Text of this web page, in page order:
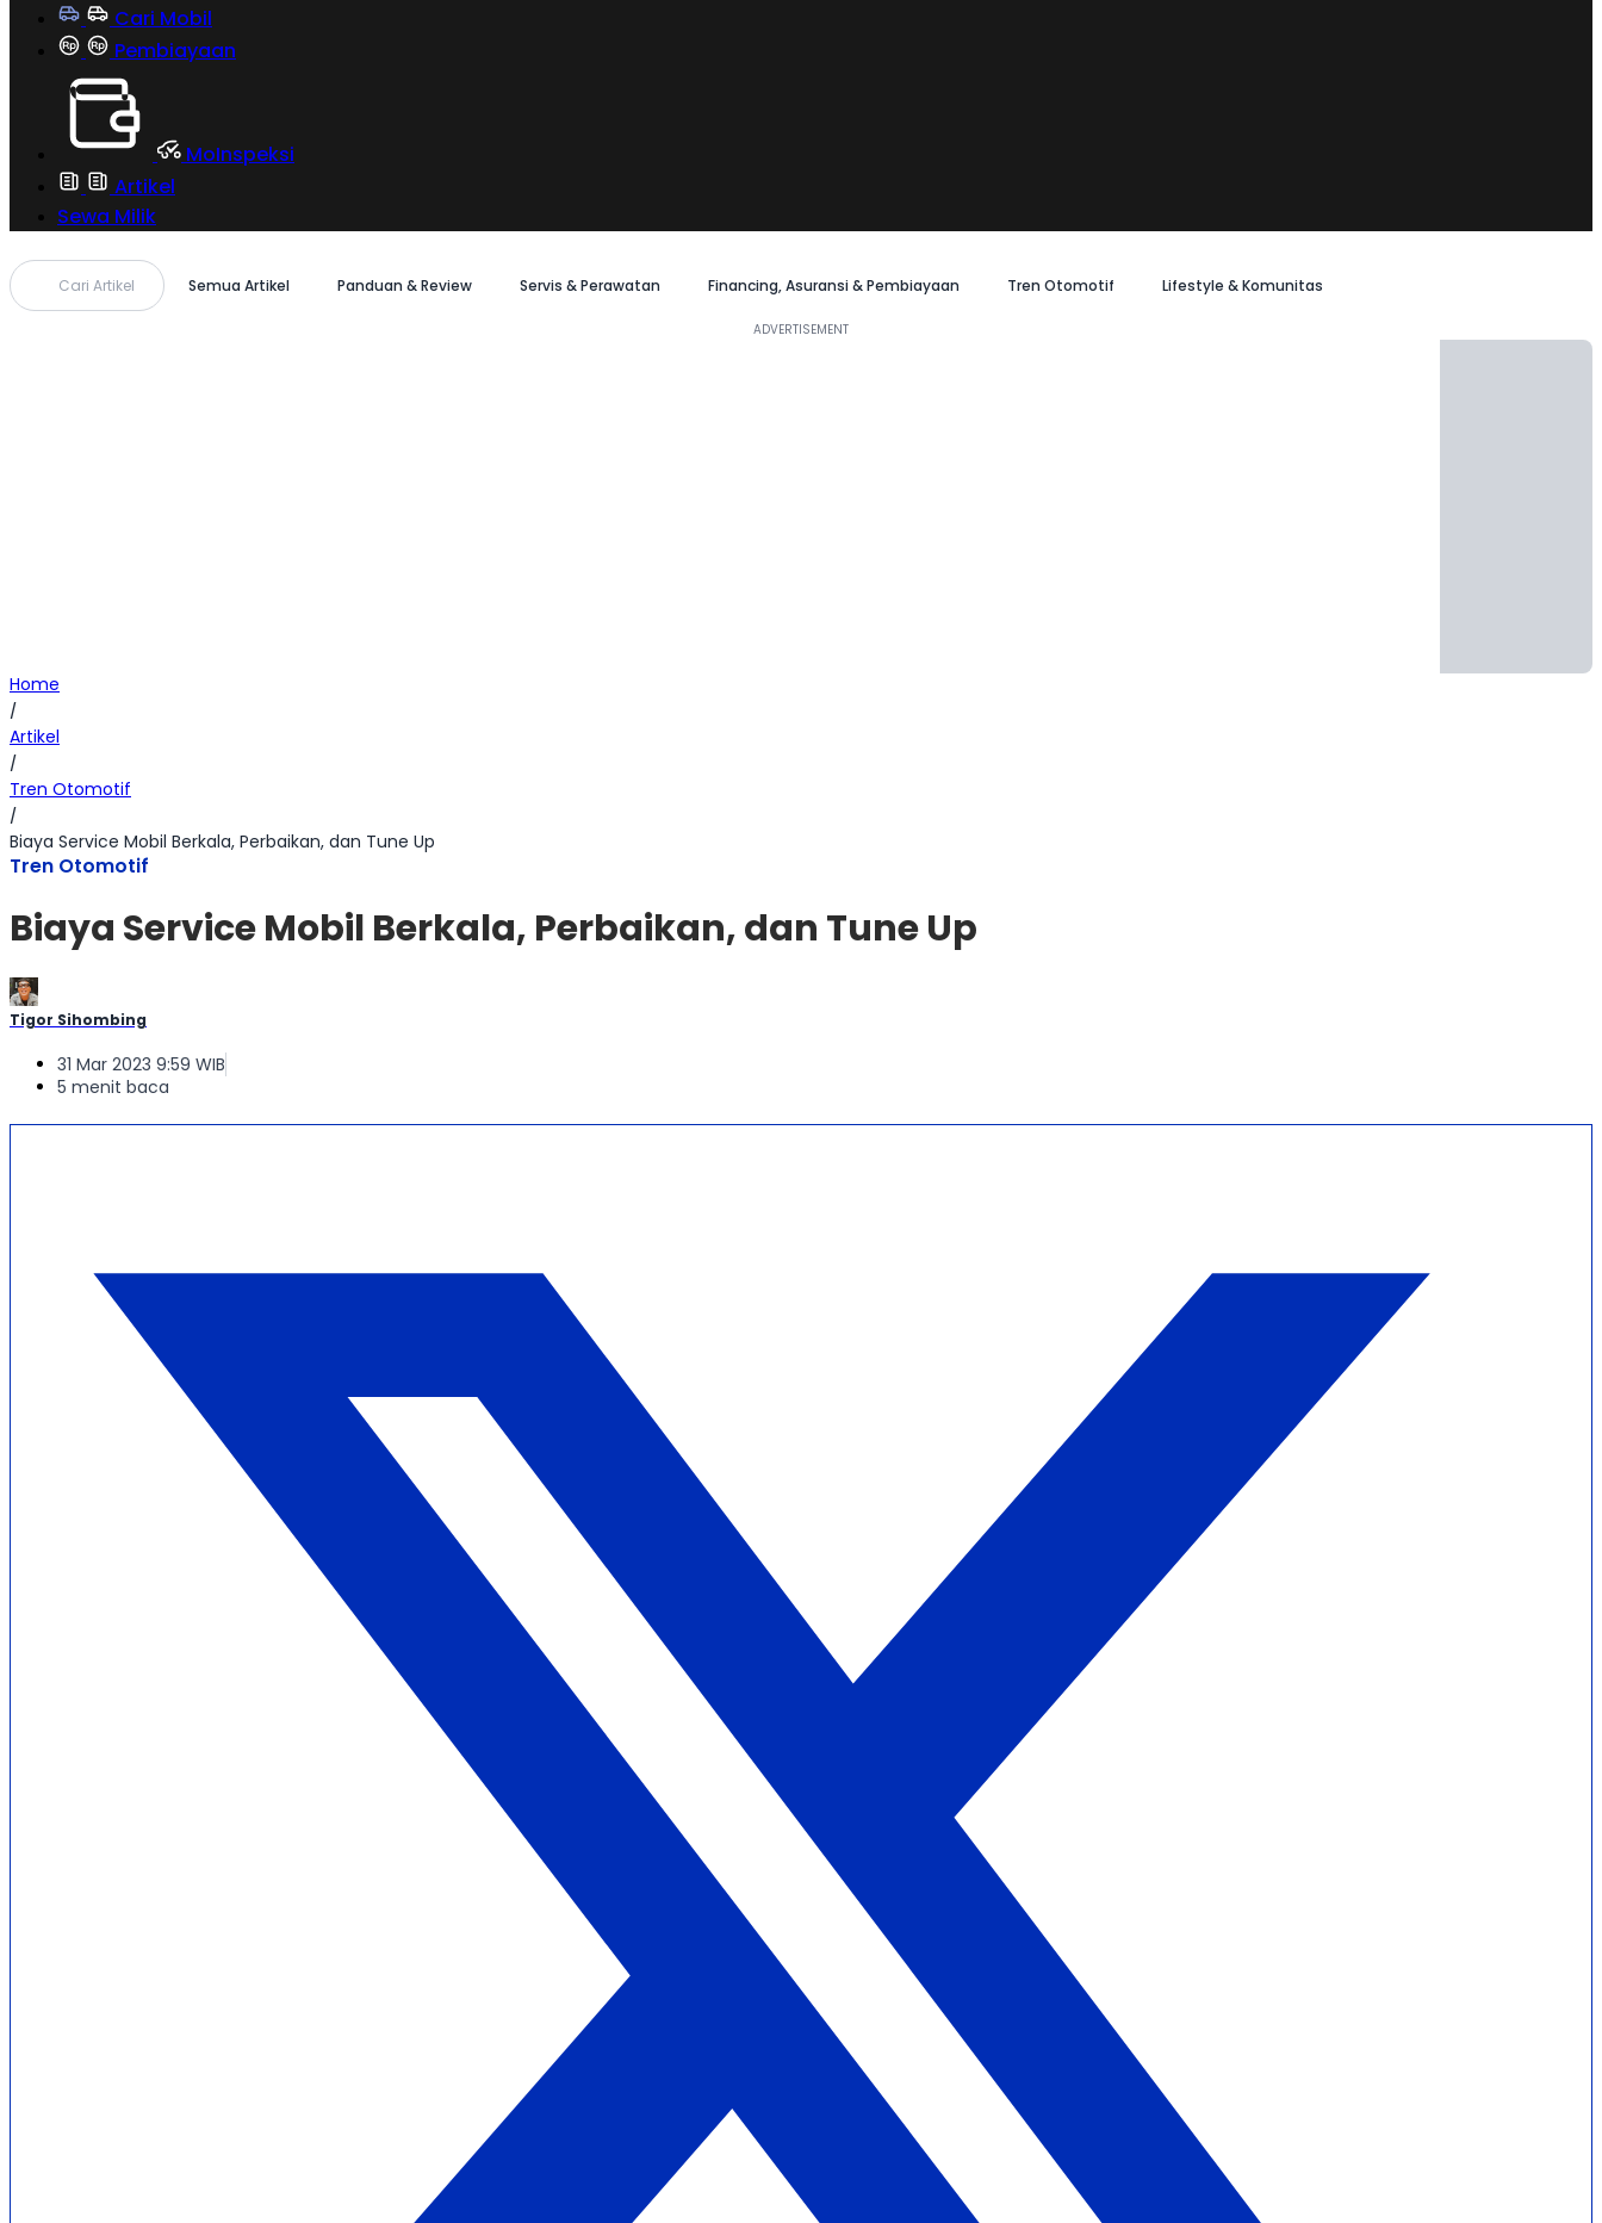
Cari Mobil
Pembiayaan
MoInspeksi
Artikel
Sewa Milik
Cari Artikel Semua Artikel Panduan & Review Servis & Perawatan Financing, Asuransi & Pembiayaan Tren Otomotif Lifestyle & Komunitas
Home
/
Artikel
/
Tren Otomotif
/
Biaya Service Mobil Berkala, Perbaikan, dan Tune Up
Tren Otomotif
Biaya Service Mobil Berkala, Perbaikan, dan Tune Up
Tigor Sihombing
31 Mar 2023 9:59 WIB
5 menit baca